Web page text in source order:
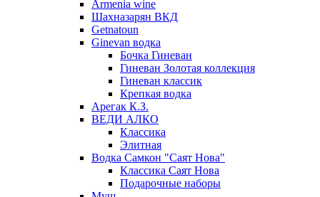
Armenia wine
Шахназарян ВКД
Getnatoun
Ginevan водка
Бочка Гиневан
Гиневан Золотая коллекция
Гиневан классик
Крепкая водка
Арегак К.З.
ВЕДИ АЛКО
Классика
Элитная
Водка Самкон "Саят Нова"
Классика Саят Нова
Подарочные наборы